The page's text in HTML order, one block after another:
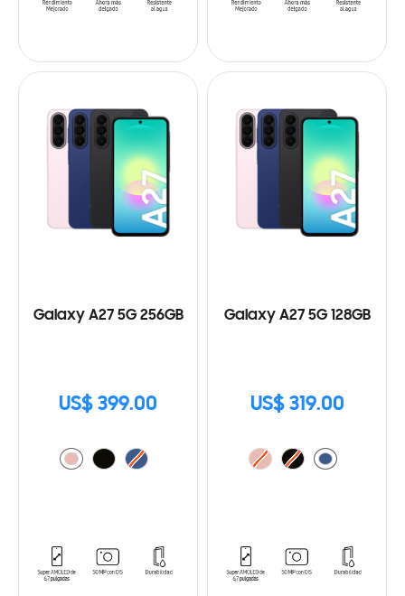
Galaxy A27 5G 256GB
US$ 399.00
Galaxy A27 5G 128GB
US$ 319.00